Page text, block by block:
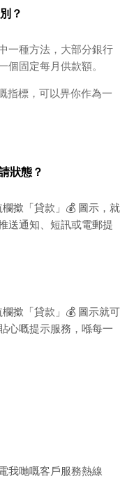
？
一種方法，大部分銀行
個固定每月供款額。
指標，可以畀你作為一
狀態？
欄撳「貸款」💰 圖示，就
送通知、短訊或電郵提
欄撳「貸款」💰 圖示就可
心嘅提示服務，喺每一
我哋嘅客戶服務熱線